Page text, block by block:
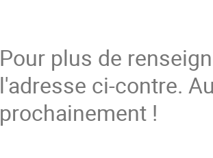
Pour plus de
l'adresse ci-contre.
prochainement !